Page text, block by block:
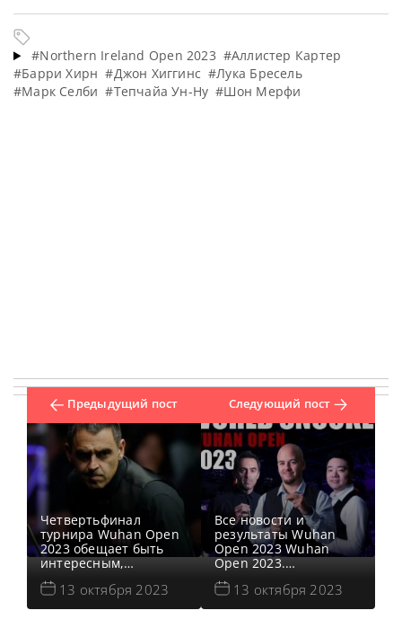
#Northern Ireland Open 2023 #Аллистер Картер
#Барри Хирн #Джон Хиггинс #Лука Бресель
#Марк Селби #Тепчайа Ун-Ну #Шон Мерфи
Предыдущий пост
Четвертьфинал
турнира Wuhan Open
2023 обещает быть
интересным,
поскольку его
участники в лице
Ронни О’Салливана,
13 октября 2023
Следующий пост
Все новости и
результаты Wuhan
Open 2023 Wuhan
Open 2023.
Результаты,
турнирная сетка
Квалификация Wuhan
13 октября 2023